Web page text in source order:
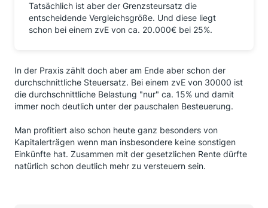
Tatsächlich ist aber der Grenzsteursatz die
entscheidende Vergleichsgröße. Und diese liegt
schon bei einem zvE von ca. 20.000€ bei 25%.
In der Praxis zählt doch aber am Ende aber schon der
durchschnittliche Steuersatz. Bei einem zvE von 30000 ist
die durchschnittliche Belastung "nur" ca. 15% und damit
immer noch deutlich unter der pauschalen Besteuerung.
Man profitiert also schon heute ganz besonders von
Kapitalerträgen wenn man insbesondere keine sonstigen
Einkünfte hat. Zusammen mit der gesetzlichen Rente dürfte
natürlich schon deutlich mehr zu versteuern sein.